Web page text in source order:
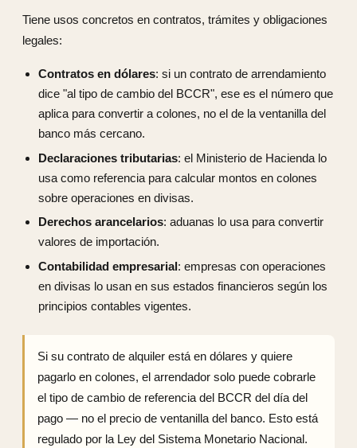
Tiene usos concretos en contratos, trámites y obligaciones
legales:
Contratos en dólares: si un contrato de arrendamiento
dice "al tipo de cambio del BCCR", ese es el número que
aplica para convertir a colones, no el de la ventanilla del
banco más cercano.
Declaraciones tributarias: el Ministerio de Hacienda lo
usa como referencia para calcular montos en colones
sobre operaciones en divisas.
Derechos arancelarios: aduanas lo usa para convertir
valores de importación.
Contabilidad empresarial: empresas con operaciones
en divisas lo usan en sus estados financieros según los
principios contables vigentes.
Si su contrato de alquiler está en dólares y quiere
pagarlo en colones, el arrendador solo puede cobrarle
el tipo de cambio de referencia del BCCR del día del
pago — no el precio de ventanilla del banco. Esto está
regulado por la Ley del Sistema Monetario Nacional.